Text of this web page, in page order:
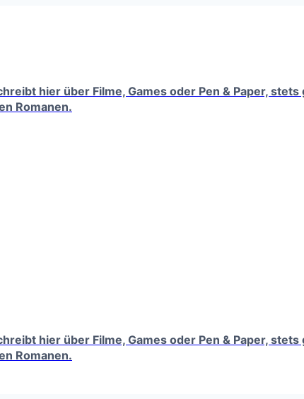
hier über Filme, Games oder Pen & Paper,
Romanen.
hier über Filme, Games oder Pen & Paper,
Romanen.